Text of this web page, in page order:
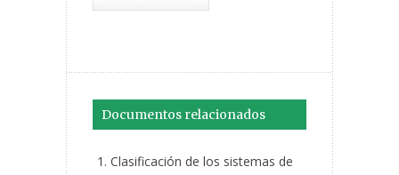
Documentos relacionados
Clasificación de los sistemas de